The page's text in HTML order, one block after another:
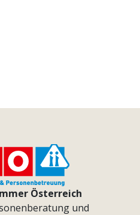
Österreich
und